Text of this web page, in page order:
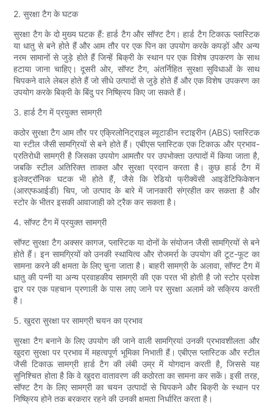
2. सुरक्षा टैग के घटक
सुरक्षा टैग के दो मुख्य घटक हैं: हार्ड टैग और सॉफ्ट टैग। हार्ड टैग टिकाऊ प्लास्टिक
या धातु से बने होते हैं और आम तौर पर एक पिन का उपयोग करके कपड़ों और अन्य
नरम सामानों से जुड़े होते हैं जिन्हें बिक्री के स्थान पर एक विशेष उपकरण के साथ
हटाया जाना चाहिए। दूसरी ओर, सॉफ्ट टैग, अंतर्निहित सुरक्षा सुविधाओं के साथ
चिपकने वाले लेबल होते हैं जो सीधे उत्पादों से जुड़े होते हैं और एक विशेष उपकरण का
उपयोग करके बिक्री के बिंदु पर निष्क्रिय किए जा सकते हैं।
3. हार्ड टैग में प्रयुक्त सामग्री
कठोर सुरक्षा टैग आम तौर पर एक्रिलोनिट्राइल ब्यूटाडीन स्टाइरीन (ABS) प्लास्टिक
या स्टील जैसी सामग्रियों से बने होते हैं। एबीएस प्लास्टिक एक टिकाऊ और प्रभाव-
प्रतिरोधी सामग्री है जिसका उपयोग आमतौर पर उपभोक्ता उत्पादों में किया जाता है,
जबकि स्टील अतिरिक्त ताकत और सुरक्षा प्रदान करता है। कुछ हार्ड टैग में
इलेक्ट्रॉनिक घटक भी होते हैं, जैसे कि रेडियो फ्रीक्वेंसी आइडेंटिफिकेशन
(आरएफआईडी) चिप, जो उत्पाद के बारे में जानकारी संग्रहीत कर सकता है और
स्टोर के भीतर इसकी आवाजाही को ट्रैक कर सकता है।
4. सॉफ्ट टैग में प्रयुक्त सामग्री
सॉफ्ट सुरक्षा टैग अक्सर कागज, प्लास्टिक या दोनों के संयोजन जैसी सामग्रियों से बने
होते हैं। इन सामग्रियों को उनकी स्थायित्व और रोजमर्रा के उपयोग की टूट-फूट का
सामना करने की क्षमता के लिए चुना जाता है। बाहरी सामग्री के अलावा, सॉफ्ट टैग में
धातु की पन्नी या अन्य प्रवाहकीय सामग्री की एक परत भी होती है जो स्टोर प्रवेश
द्वार पर एक पहचान प्रणाली के पास लाए जाने पर सुरक्षा अलार्म को सक्रिय करती
है।
5. खुदरा सुरक्षा पर सामग्री चयन का प्रभाव
सुरक्षा टैग बनाने के लिए उपयोग की जाने वाली सामग्रियां उनकी प्रभावशीलता और
खुदरा सुरक्षा पर प्रभाव में महत्वपूर्ण भूमिका निभाती हैं। एबीएस प्लास्टिक और स्टील
जैसी टिकाऊ सामग्री हार्ड टैग की लंबी उम्र में योगदान करती है, जिससे यह
सुनिश्चित होता है कि वे खुदरा वातावरण की कठोरता का सामना कर सकें। इसी तरह,
सॉफ्ट टैग के लिए सामग्री का चयन उत्पादों से चिपकने और बिक्री के स्थान पर
निष्क्रिय होने तक बरकरार रहने की उनकी क्षमता निर्धारित करता है।